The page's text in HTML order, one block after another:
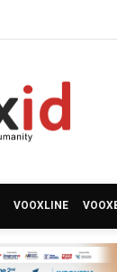
VOOXLINE